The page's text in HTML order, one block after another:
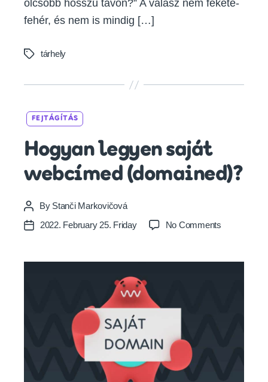
olcsóbb hosszú távon?” A válasz nem fekete-
fehér, és nem is mindig […]
Tagstárhely
FEJTÁGÍTÁS
Hogyan legyen saját
webcímed (domained)?
Post
author
By Stanči Markovičová
Post2022. February 25. Friday No Commentson
g